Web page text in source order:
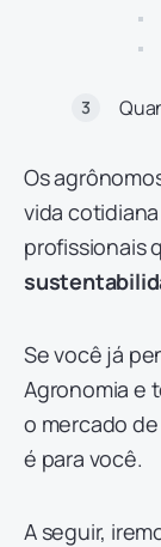
Os
vida
profissionais
Se você já
Agronomia e
o mercado
é para você.
A seguir,